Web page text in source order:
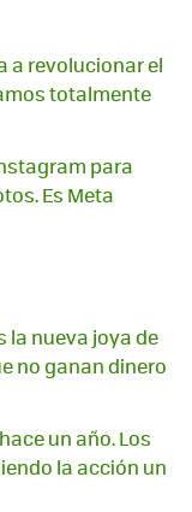
a revolucionar el
totalmente
para
Es Meta
la nueva joya de
no ganan dinero
un año. Los
la acción un